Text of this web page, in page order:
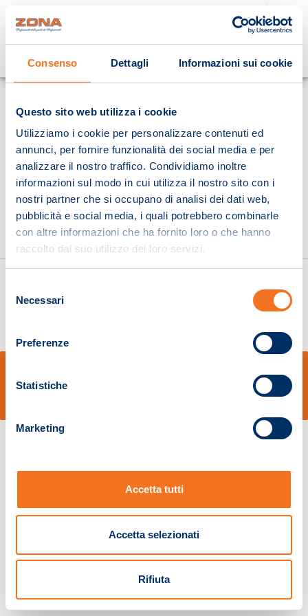
Consenso Dettagli Informazioni sui cookie
Questo sito web utilizza i cookie
Utilizziamo i cookie per personalizzare contenuti ed
annunci, per fornire funzionalità dei social media e per
analizzare il nostro traffico. Condividiamo inoltre
informazioni sul modo in cui utilizza il nostro sito con i
nostri partner che si occupano di analisi dei dati web,
pubblicità e social media, i quali potrebbero combinarle
con altre informazioni che ha fornito loro o che hanno
raccolto dal suo utilizzo dei loro servizi.
delNecessari
Preferenze
Statistiche
Marketing
Accetta tutti
Accetta selezionati
Rifiuta
Cosa stai cercando?
Pistoia 01680210505 – R.E.A. n.155974 - Cap.Soc. € 2.000.000,00 i.v. La
Società adotta il Codice Etico D.lgs. 231/01